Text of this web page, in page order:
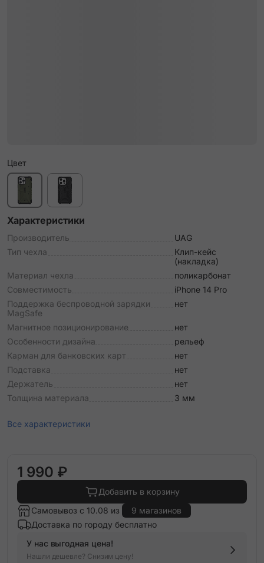
Цвет
Характеристики
Производитель
UAG
Тип чехла
Клип-кейс
(накладка)
Материал чехла
поликарбонат
Совместимость
iPhone 14 Pro
Поддержка беспроводной зарядки
MagSafe
нет
Магнитное позиционирование
нет
Особенности дизайна
рельеф
Карман для банковских карт
нет
Подставка
нет
Держатель
нет
Толщина материала
3 мм
Все характеристики
1 990 ₽
Добавить в корзину
Самовывоз с 10.08 из
9 магазинов
Доставка по городу бесплатно
У нас выгодная цена!
Нашли дешевле? Снизим цену!